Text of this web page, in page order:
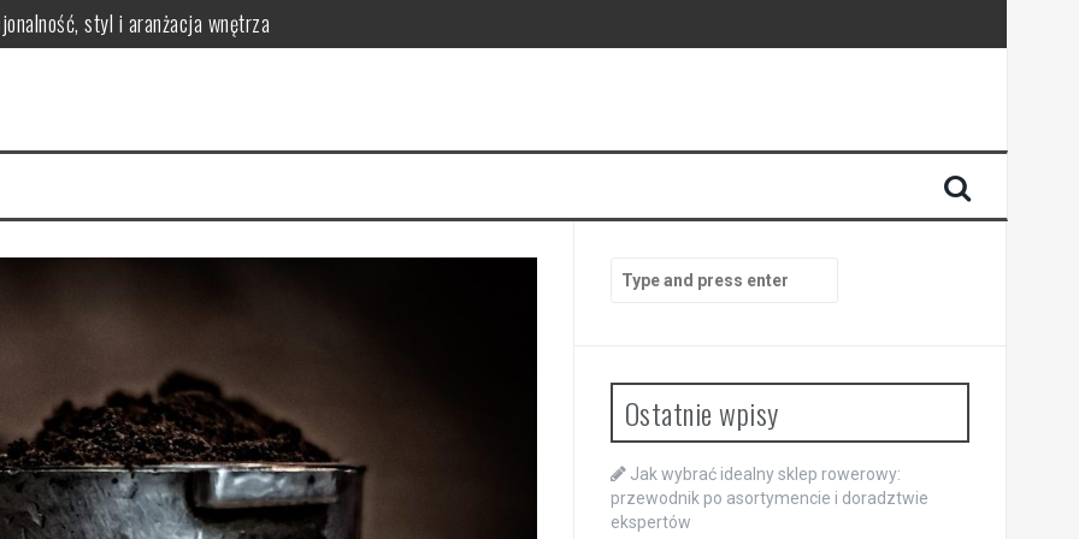
styl i aranżacja wnętrza
warto znać
Kluczowe korzyści dla zdrowia jamy ustnej
przygotować zdrowy i smaczny posiłek dla malucha?
po asortymencie i doradztwie ekspertów
for:
Ostatnie wpisy
Jak wybrać idealny sklep rowerowy:
przewodnik po asortymencie i doradztwie
ekspertów